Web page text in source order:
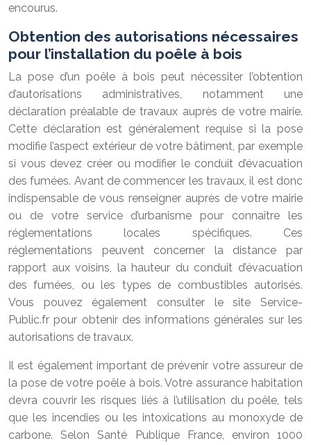
encourus.
Obtention des autorisations nécessaires
pour l’installation du poêle à bois
La pose d’un poêle à bois peut nécessiter l’obtention
d’autorisations administratives, notamment une
déclaration préalable de travaux auprès de votre mairie.
Cette déclaration est généralement requise si la pose
modifie l’aspect extérieur de votre bâtiment, par exemple
si vous devez créer ou modifier le conduit d’évacuation
des fumées. Avant de commencer les travaux, il est donc
indispensable de vous renseigner auprès de votre mairie
ou de votre service d’urbanisme pour connaître les
réglementations locales spécifiques. Ces
réglementations peuvent concerner la distance par
rapport aux voisins, la hauteur du conduit d’évacuation
des fumées, ou les types de combustibles autorisés.
Vous pouvez également consulter le site Service-
Public.fr pour obtenir des informations générales sur les
autorisations de travaux.
Il est également important de prévenir votre assureur de
la pose de votre poêle à bois. Votre assurance habitation
devra couvrir les risques liés à l’utilisation du poêle, tels
que les incendies ou les intoxications au monoxyde de
carbone. Selon Santé Publique France, environ 1000